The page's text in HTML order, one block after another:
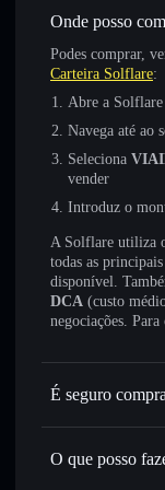
Onde posso
Podes comprar,
Carteira Solflare:
Abre a Solflare
Navega até ao
Seleciona
vender
Introduz o
A Solflare utiliza
todas as
disponível.
DCA (custo
negociações.
É seguro
Viainti
O que posso